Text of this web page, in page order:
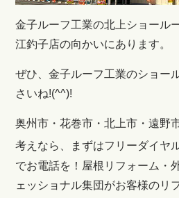
金子ルーフ工業の北上ショール
江釣子店の向かいにあります。
ぜひ、金子ルーフ工業のショー
さいね!(^^)!
奥州市・花巻市・北上市・遠野
考えなら、まずはフリーダイヤ
でお電話を！ 屋根リフォーム・
ェッショナル集団がお客様のリ